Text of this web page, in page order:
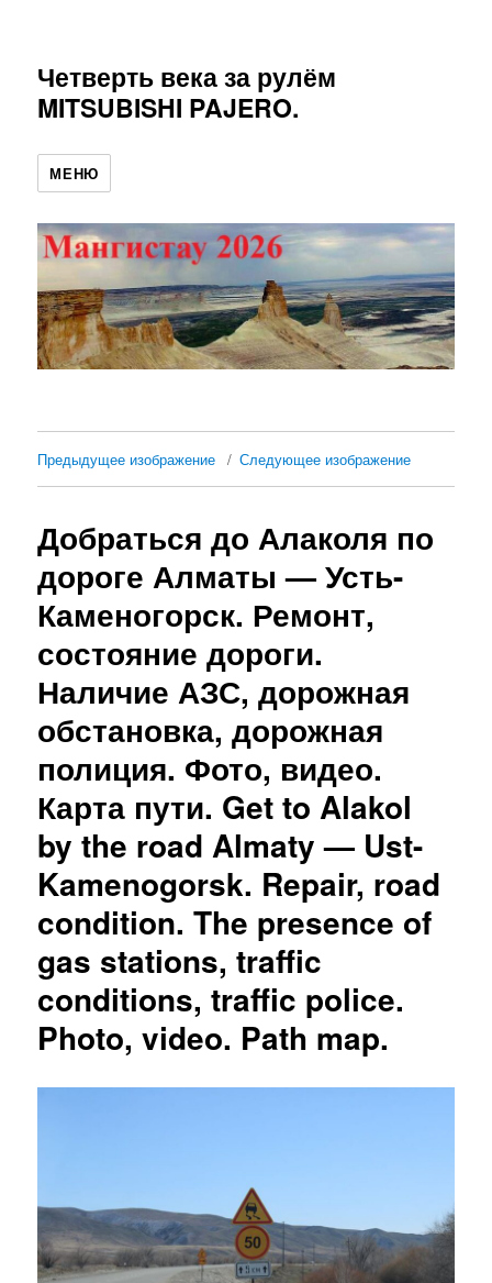
Четверть века за рулём
MITSUBISHI PAJERO.
МЕНЮ
Предыдущее изображение Следующее изображение
Добраться до Алаколя по
дороге Алматы — Усть-
Каменогорск. Ремонт,
состояние дороги.
Наличие АЗС, дорожная
обстановка, дорожная
полиция. Фото, видео.
Карта пути. Get to Alakol
by the road Almaty — Ust-
Kamenogorsk. Repair, road
condition. The presence of
gas stations, traffic
conditions, traffic police.
Photo, video. Path map.